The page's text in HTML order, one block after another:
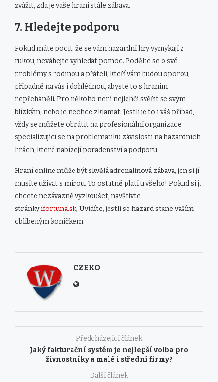
zvážit, zda je vaše hraní stále zábava.
7. Hledejte podporu
Pokud máte pocit, že se vám hazardní hry vymykají z
rukou, neváhejte vyhledat pomoc. Podělte se o své
problémy s rodinou a přáteli, kteří vám budou oporou,
případně na vás i dohlédnou, abyste to s hraním
nepřeháněli. Pro někoho není nejlehčí svěřit se svým
blízkým, nebo je nechce zklamat. Jestli je to i váš případ,
vždy se můžete obrátit na profesionální organizace
specializující se na problematiku závislosti na hazardních
hrách, které nabízejí poradenství a podporu.
Hraní online může být skvělá adrenalinová zábava, jen si jí
musíte užívat s mírou. To ostatně platí u všeho! Pokud si ji
chcete nezávazně vyzkoušet, navštivte
stránkyifortuna.sk, Uvidíte, jestli se hazard stane vaším
oblíbeným koníčkem.
CZEKO
Předcházející článek
Jaký fakturační systém je nejlepší volba pro
živnostníky a malé i střední firmy?
Další článek